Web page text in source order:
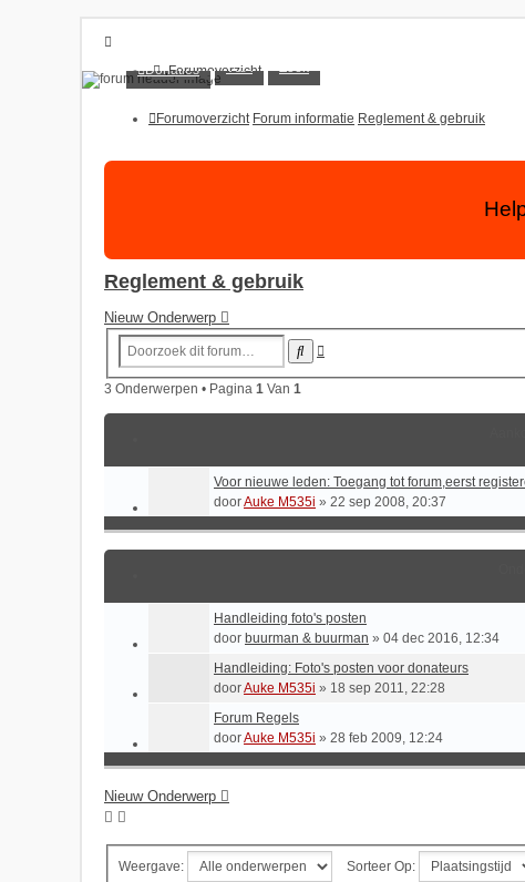
Forumoverzicht
Donaties
Zoek
Actieve onderwerpen
E28Forum
Donaties V&A
Forumoverzicht Forum informatie Reglement & gebruik
Reglement & gebruik
Nieuw Onderwerp
Zoek
3 Onderwerpen • Pagina 1 Van 1
Voor nieuwe leden: Toegang tot forum,eerst
doorAuke M535i » 22 sep 2008, 20:37
Handleiding foto's posten
door buurman & buurman » 04 dec 2016, 12:34
Handleiding: Foto's posten voor donateurs
doorAuke M535i » 18 sep 2011, 22:28
Forum Regels
doorAuke M535i » 28 feb 2009, 12:24
Nieuw Onderwerp
Weergave: Sorteer Op: